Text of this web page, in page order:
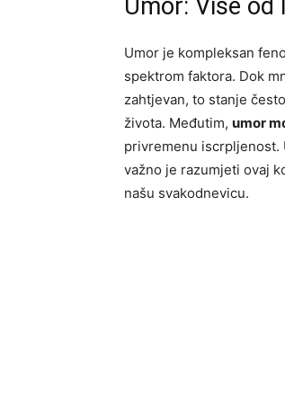
Umor: Više
Umor je kompleksan
spektrom faktora. Dok
zahtjevan, to stanje
života. Međutim, umor
privremenu iscrpljenost.
važno je razumjeti ovaj
našu svakodnevicu.